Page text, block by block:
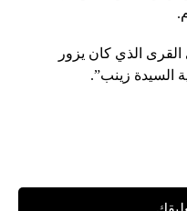
الذي كان يزور
السيدة زينب”.